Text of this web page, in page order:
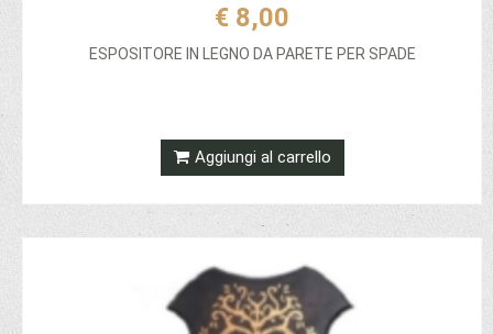
€ 8,00
ESPOSITORE IN LEGNO DA PARETE PER SPADE
Aggiungi al carrello